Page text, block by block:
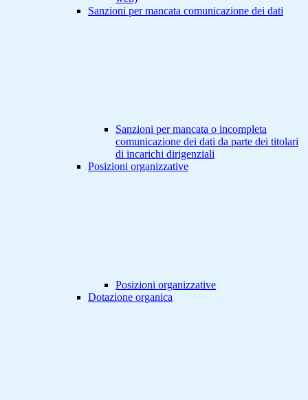
Sanzioni per mancata comunicazione dei dati
Sanzioni per mancata o incompleta
comunicazione dei dati da parte dei titolari
di incarichi dirigenziali
Posizioni organizzative
Posizioni organizzative
Dotazione organica